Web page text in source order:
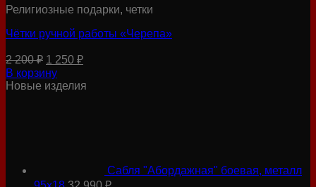
Религиозные подарки, четки
Чётки ручной работы «Черепа»
2 200₽ Первоначальная
цена
составляла
1 250 ₽Текущая
1
В корзину
Новые изделия
Сабля "Абордажная" боевая, металл